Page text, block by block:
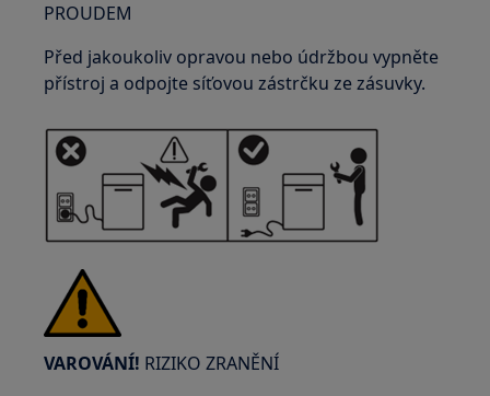
PROUDEM
Před jakoukoliv opravou nebo údržbou vypněte
přístroj a odpojte síťovou zástrčku ze zásuvky.
VAROVÁNÍ! RIZIKO ZRANĚNÍ